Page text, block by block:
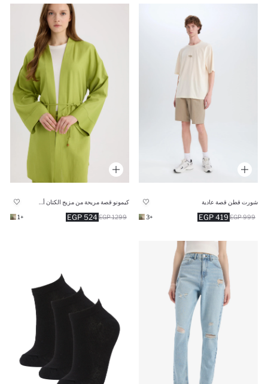
شورت قطن قصة عادية
419 EGP 999 EGP
+3
524 EGP 1299 EGP
+1